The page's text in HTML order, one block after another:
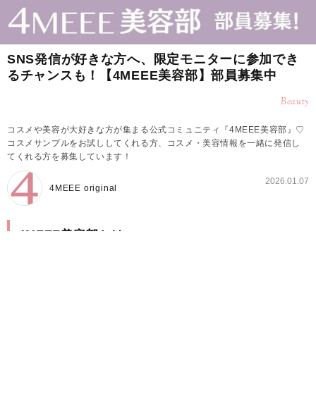
SNS発信が好きな方へ、限定モニターに参加でき
るチャンスも！【4MEEE美容部】部員募集中
Beauty
コスメや美容が大好きな方が集まる公式コミュニティ『4MEEE美容部』♡
コスメサンプルをお試ししてくれる方、コスメ・美容情報を一緒に発信し
てくれる方を募集しています！
4MEEE original
2026.01.07
4MEEE美容部とは